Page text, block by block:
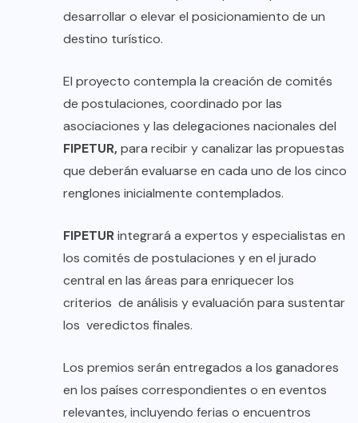
desarrollar o elevar el posicionamiento de un
destino turístico.
El proyecto contempla la creación de comités
de postulaciones, coordinado por las
asociaciones y las delegaciones nacionales del
FIPETUR,para recibir y canalizar las propuestas
que deberán evaluarse en cada uno de los cinco
renglones inicialmente contemplados.
FIPETURintegrará a expertos y especialistas en
los comités de postulaciones y en el jurado
central en las áreas para enriquecer los
criterios de análisis y evaluación para sustentar
los veredictos finales.
Los premios serán entregados a los ganadores
en los países correspondientes o en eventos
relevantes, incluyendo ferias o encuentros